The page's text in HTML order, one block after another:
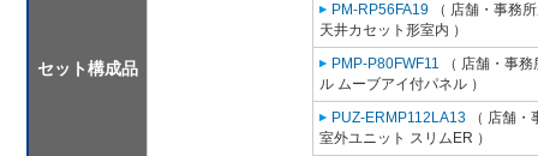
セット構成品
PM-RP56FA19 （ 店舗・事務
天井カセット形室内 ）
PMP-P80FWF11 （ 店舗・事
ル ムーブアイ付パネル ）
PUZ-ERMP112LA13 （ 店舗
室外ユニット スリムER ）